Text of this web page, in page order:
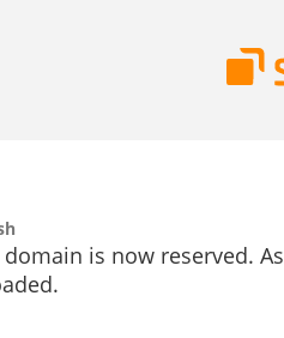
domain is now reserved.